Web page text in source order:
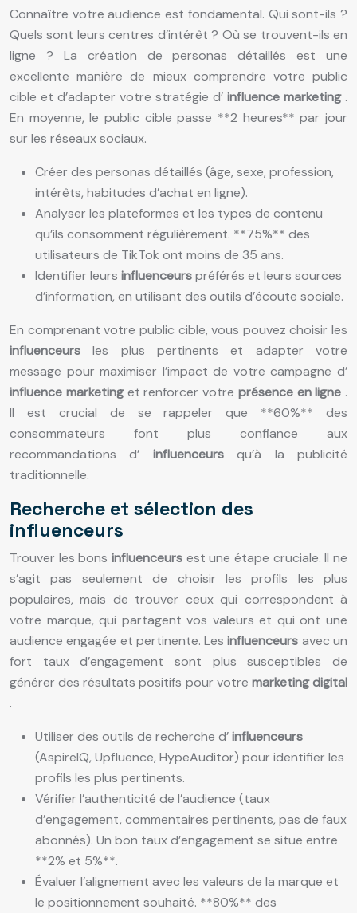
Connaître votre audience est fondamental. Qui sont-ils ?
Quels sont leurs centres d’intérêt ? Où se trouvent-ils en
ligne ? La création de personas détaillés est une
excellente manière de mieux comprendre votre public
cible et d’adapter votre stratégie d’ influence marketing .
En moyenne, le public cible passe **2 heures** par jour
sur les réseaux sociaux.
Créer des personas détaillés (âge, sexe, profession,
intérêts, habitudes d’achat en ligne).
Analyser les plateformes et les types de contenu
qu’ils consomment régulièrement. **75%** des
utilisateurs de TikTok ont moins de 35 ans.
Identifier leurs influenceurspréférés et leurs sources
d’information, en utilisant des outils d’écoute sociale.
En comprenant votre public cible, vous pouvez choisir les
influenceursles plus pertinents et adapter votre
message pour maximiser l’impact de votre campagne d’
influence marketinget renforcer votre présence en ligne .
Il est crucial de se rappeler que **60%** des
consommateurs font plus confiance aux
recommandations d’ influenceursqu’à la publicité
traditionnelle.
Recherche et sélection des
influenceurs
Trouver les bons influenceurs est une étape cruciale. Il ne
s’agit pas seulement de choisir les profils les plus
populaires, mais de trouver ceux qui correspondent à
votre marque, qui partagent vos valeurs et qui ont une
audience engagée et pertinente. Lesinfluenceurs avec un
fort taux d’engagement sont plus susceptibles de
générer des résultats positifs pour votre marketing digital
.
Utiliser des outils de recherche d’influenceurs
(AspireIQ, Upfluence, HypeAuditor) pour identifier les
profils les plus pertinents.
Vérifier l’authenticité de l’audience (taux
d’engagement, commentaires pertinents, pas de faux
abonnés). Un bon taux d’engagement se situe entre
**2% et 5%**.
Évaluer l’alignement avec les valeurs de la marque et
le positionnement souhaité. **80%** des